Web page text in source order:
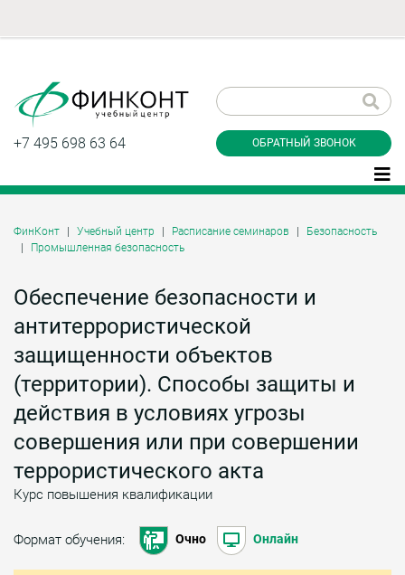
+7 495 698 63 64 ОБРАТНЫЙ ЗВОНОК
ФинКонт Учебный центр Расписание семинаров
Безопасность
Промышленная безопасность
Обеспечение безопасности и
антитеррористической
защищенности объектов
(территории). Способы защиты и
действия в условиях угрозы
совершения или при совершении
террористического акта
Курс повышения квалификации
Формат обучения: Очно Онлайн
звонок
Даю согласие на обработку персональных
конфиденциальности
Заказать